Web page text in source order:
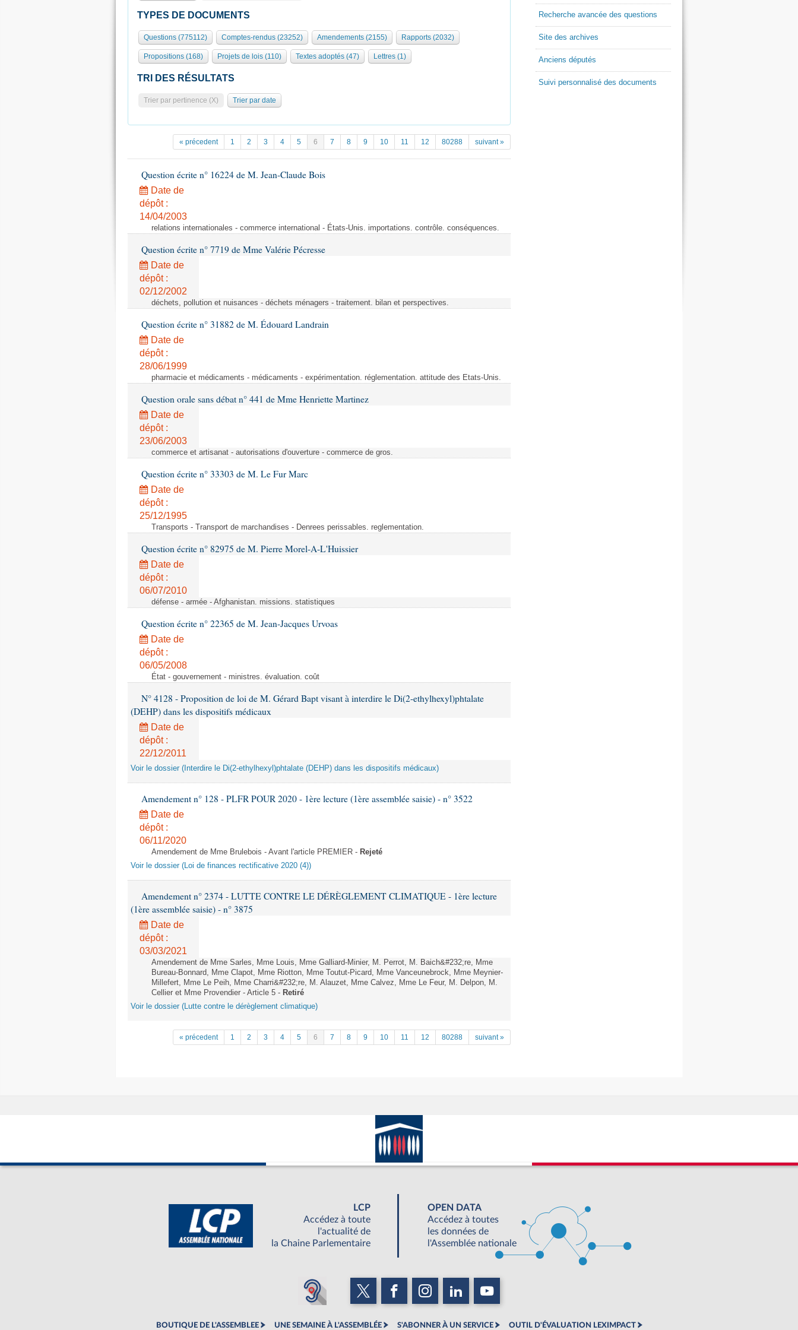
TYPES DE DOCUMENTS
Questions (775112) Comptes-rendus (23252) Amendements (2155) Rapports (2032)
Propositions (168) Projets de lois (110) Textes adoptés (47) Lettres (1)
TRI DES RÉSULTATS
Trier par pertinence (X) Trier par date
« précedent 1 2 3 4 5 6 7 8 9 10 11 12 80288 suivant »
Question écrite n° 16224 de M. Jean-Claude Bois
Date de
dépôt :
14/04/2003
relations internationales - commerce international - États-Unis. importations. contrôle. conséquences.
Question écrite n° 7719 de Mme Valérie Pécresse
Date de
dépôt :
02/12/2002
déchets, pollution et nuisances - déchets ménagers - traitement. bilan et perspectives.
Question écrite n° 31882 de M. Édouard Landrain
Date de
dépôt :
28/06/1999
pharmacie et médicaments - médicaments - expérimentation. réglementation. attitude des Etats-Unis.
Question orale sans débat n° 441 de Mme Henriette Martinez
Date de
dépôt :
23/06/2003
commerce et artisanat - autorisations d'ouverture - commerce de gros.
Question écrite n° 33303 de M. Le Fur Marc
Date de
dépôt :
25/12/1995
Transports - Transport de marchandises - Denrees perissables. reglementation.
Question écrite n° 82975 de M. Pierre Morel-A-L'Huissier
Date de
dépôt :
06/07/2010
défense - armée - Afghanistan. missions. statistiques
Question écrite n° 22365 de M. Jean-Jacques Urvoas
Date de
dépôt :
06/05/2008
État - gouvernement - ministres. évaluation. coût
N° 4128 - Proposition de loi de M. Gérard Bapt visant à interdire le Di(2-ethylhexyl)phtalate
(DEHP) dans les dispositifs médicaux
Date de
dépôt :
22/12/2011
Voir le dossier (Interdire le Di(2-ethylhexyl)phtalate (DEHP) dans les dispositifs médicaux)
Amendement n° 128 - PLFR POUR 2020 - 1ère lecture (1ère assemblée saisie) - n° 3522
Date de
dépôt :
06/11/2020
Amendement de Mme Brulebois - Avant l'article PREMIER - Rejeté
Voir le dossier (Loi de finances rectificative 2020 (4))
Amendement n° 2374 - LUTTE CONTRE LE DÉRÈGLEMENT CLIMATIQUE - 1ère lecture
(1ère assemblée saisie) - n° 3875
Date de
dépôt :
03/03/2021
Amendement de Mme Sarles, Mme Louis, Mme Galliard-Minier, M. Perrot, M. Baich&#232;re, Mme
Bureau-Bonnard, Mme Clapot, Mme Riotton, Mme Toutut-Picard, Mme Vanceunebrock, Mme Meynier-
Millefert, Mme Le Peih, Mme Charri&#232;re, M. Alauzet, Mme Calvez, Mme Le Feur, M. Delpon, M.
Cellier et Mme Provendier - Article 5 - Retiré
Voir le dossier (Lutte contre le dérèglement climatique)
« précedent 1 2 3 4 5 6 7 8 9 10 11 12 80288 suivant »
Recherche avancée des questions
Site des archives
Anciens députés
Suivi personnalisé des documents
LCP
Accédez à toute
l'actualité de
la Chaine Parlementaire
OPEN DATA
Accédez à toutes
les données de
l'Assemblée nationale
BOUTIQUE DE L'ASSEMBLEE UNE SEMAINE À L'ASSEMBLÉE S'ABONNER À UN SERVICE OUTIL D'ÉVALUATION LEXIMPACT